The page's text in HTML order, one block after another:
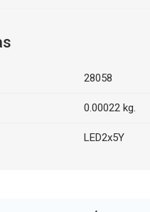
28058
0.00022 kg.
LED2x5Y